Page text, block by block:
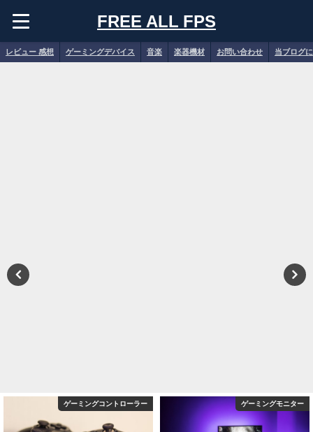
FREE ALL FPS
レビュー 感想 ゲーミングデバイス 音楽 楽器機材 お問い合わせ 当ブログ
ゲーミングコントローラー ゲーミングモニター